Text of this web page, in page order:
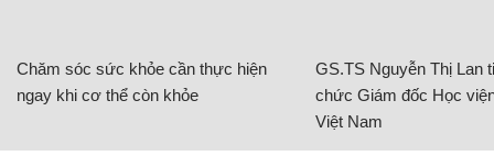
Chăm sóc sức khỏe cần thực hiện
ngay khi cơ thể còn khỏe
GS.TS Nguyễn Thị Lan
chức Giám đốc Học
Việt Nam